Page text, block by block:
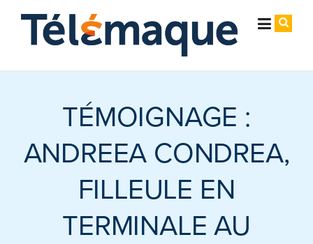
Skip
TÉMOIGNAGE :
ANDREEA CONDREA,
FILLEULE EN
TERMINALE AU
Cookies management panel